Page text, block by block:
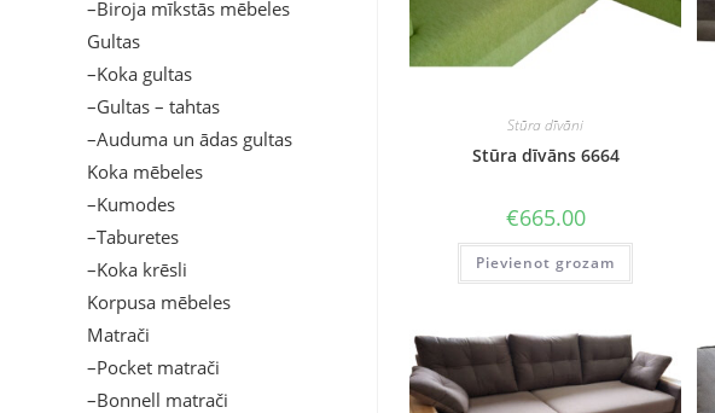
Stūra dīvāni
Stūra dīvāns 6664
€665.00
Pievienot grozam
–Biroja mīkstās mēbeles
Gultas
–Koka gultas
–Gultas – tahtas
–Auduma un ādas gultas
Koka mēbeles
–Kumodes
–Taburetes
–Koka krēsli
Korpusa mēbeles
Matrači
–Pocket matrači
–Bonnell matrači